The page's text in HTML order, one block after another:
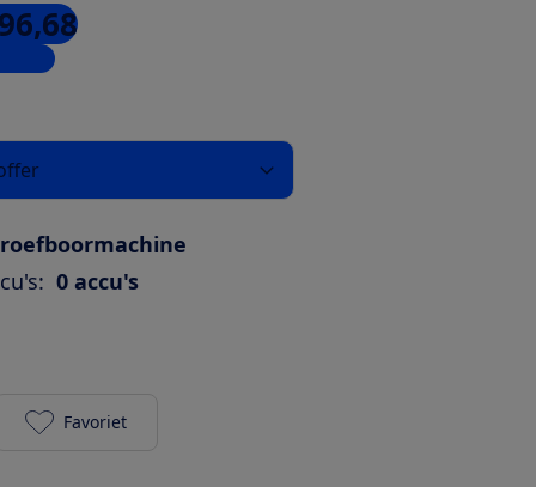
0 accu's
Makita DDF487Z (zonder accu) toevoegen aan je
Favoriet